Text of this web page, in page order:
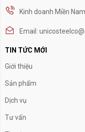
Kinh doanh Miền
Email:
TIN TỨC MỚI
Giới thiệu
Sản phẩm
Dịch vụ
Tư vấn